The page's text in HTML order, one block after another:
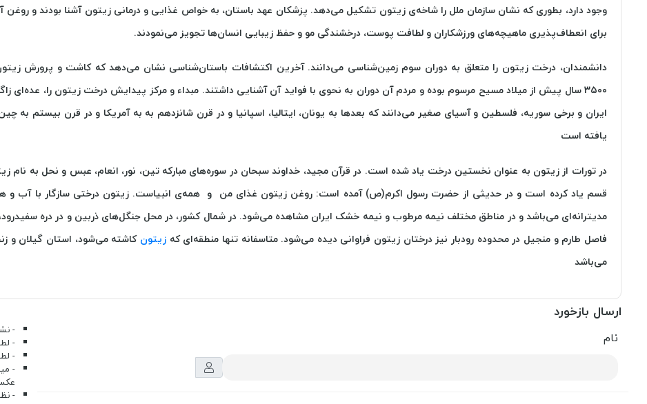
وجود دارد، بطوری که نشان سازمان ملل را شاخه‌ی زیتون تشکیل می‌دهد. پزشکان عهد باستان، به خواص غذایی و درمانی زیتون آشنا بودند و روغن
برای انعطاف‌پذیری ماهیچه‌های ورزشکاران و لطافت پوست، درخشندگی مو و حفظ زیبایی انسان‌ها تجویز می‌نمودند.
دانشمندان، درخت زیتون را متعلق به دوران سوم زمین‌شناسی می‌دانند. آخرین اکتشافات باستان‌شناسی نشان می‌دهد که کاشت و پرورش
۳۵۰۰ سال پیش از میلاد مسیح مرسوم بوده و مردم آن دوران به نحوی با فواید آن آشنایی داشتند. مبداء و مرکز پیدایش درخت زیتون را، عده‌ای
ایران و برخی سوریه، فلسطین و آسیای صغیر می‌دانند که بعدها به یونان، ایتالیا، اسپانیا و در قرن شانزدهم به به آمریکا و در قرن بیستم به
یافته است
در تورات از زیتون به عنوان نخستین درخت یاد شده است. در قرآن مجید، خداوند سبحان در سوره‌های مبارکه تین، نور، انعام، عبس و نحل به نام
قسم یاد کرده است و در حدیثی از حضرت رسول اکرم(ص) آمده است: روغن زیتون غذای من و همه‌ی انبیاست. زیتون درختی سازگار با آب و
مدیترانه‌ای می‌باشد و در مناطق مختلف نیمه مرطوب و نیمه خشک ایران مشاهده می‌شود. در شمال کشور، در محل جنگل‌های ذربین و در دره
فاصل طارم و منجیل در محدوده رودبار نیز درختان زیتون فراوانی دیده می‌شود. متاسفانه تنها منطقه‌ای که زیتون کاشته می‌شود، استان گیلان و
می‌باشد
ارسال بازخورد
نام
-
-
-
-
-